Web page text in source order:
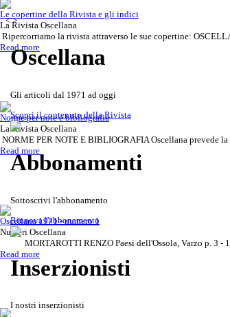
< >
Oscellana
Gli articoli dal 1971 ad oggi
Scopri il contenuto della Rivista
Abbonamenti
Sottoscrivi l'abbonamento
Rinnova l'abbonamento
Inserzionisti
I nostri inserzionisti
Le copertine della Rivista e gli indici
La Rivista Oscellana
Ripercorriamo la rivista attraverso le sue copertine:
Read more
Norme per note e bibliografia
La Rivista Oscellana
NORME PER NOTE E BIBLIOGRAFIA Oscellana prevede
Read more
Oscellana 1971 - numero 1
Numeri Oscellana
MORTAROTTI RENZO Paesi dell'Ossola, Varzo p. 3 -
Read more